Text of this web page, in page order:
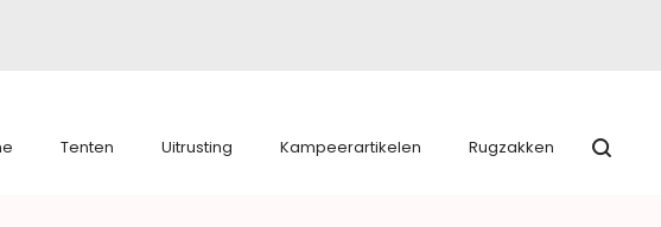
Tenten Uitrusting Kampeerartikelen Rugzakken